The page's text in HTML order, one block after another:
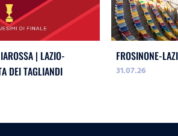
| LAZIO-
DEI TAGLIANDI
FROSINONE-
31.07.26